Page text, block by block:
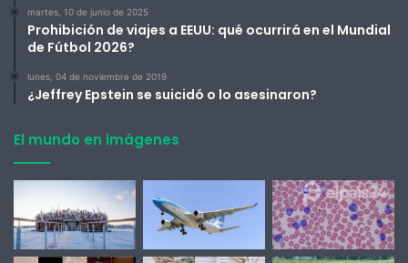
martes, 10 de junio de 2025
Prohibición de viajes a EEUU: qué ocurrirá en el Mundial
de Fútbol 2026?
lunes, 04 de noviembre de 2019
¿Jeffrey Epstein se suicidó o lo asesinaron?
El mundo en imágenes